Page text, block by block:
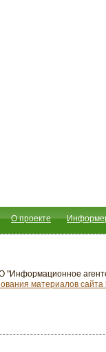
О проекте
"Информационное
материалов сайта